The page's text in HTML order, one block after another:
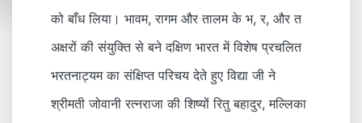
को बाँध लिया। भावम, रागम और तालम के भ, र, और त
अक्षरों की संयुक्ति से बने दक्षिण भारत में विशेष प्रचलित
भरतनाट्यम का संक्षिप्त परिचय देते हुए विद्या जी ने
श्रीमती जोवानी रत्नराजा की शिष्यों रितु बहादुर, मल्लिका